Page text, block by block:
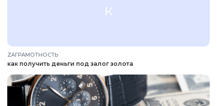
к
ZAГРАМОТНОСТЬ
как получить деньги под залог золота